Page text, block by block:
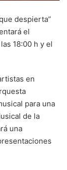
despierta”
el
18:00 h y el
en
para una
de la
una